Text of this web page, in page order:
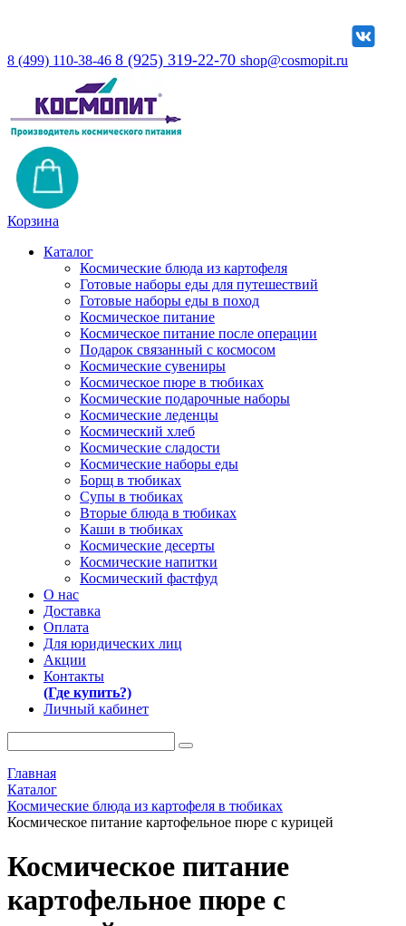
8 (499) 110-38-46 8 (925) 319-22-70 shop@cosmopit.ru
Корзина
Каталог
Космические блюда из картофеля
Готовые наборы еды для путешествий
Готовые наборы еды в поход
Космическое питание
Космическое питание после операции
Подарок связанный с космосом
Космические сувениры
Космическое пюре в тюбиках
Космические подарочные наборы
Космические леденцы
Космический хлеб
Космические сладости
Космические наборы еды
Борщ в тюбиках
Супы в тюбиках
Вторые блюда в тюбиках
Каши в тюбиках
Космические десерты
Космические напитки
Космический фастфуд
О нас
Доставка
Оплата
Для юридических лиц
Акции
Контакты
(Где купить?)
Личный кабинет
Главная
Каталог
Космические блюда из картофеля в тюбиках
Космическое питание картофельное пюре с курицей
Космическое питание
картофельное пюре с